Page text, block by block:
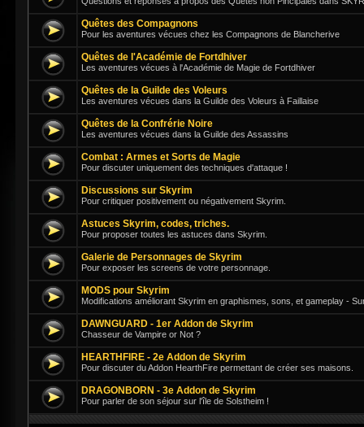
Quêtes des Compagnons
Pour les aventures vécues chez les Compagnons de Blancherive
Quêtes de l'Académie de Fortdhiver
Les aventures vécues à l'Académie de Magie de Fortdhiver
Quêtes de la Guilde des Voleurs
Les aventures vécues dans la Guilde des Voleurs à Faillaise
Quêtes de la Confrérie Noire
Les aventures vécues dans la Guilde des Assassins
Combat : Armes et Sorts de Magie
Pour discuter uniquement des techniques d'attaque !
Discussions sur Skyrim
Pour critiquer positivement ou négativement Skyrim.
Astuces Skyrim, codes, triches.
Pour proposer toutes les astuces dans Skyrim.
Galerie de Personnages de Skyrim
Pour exposer les screens de votre personnage.
MODS pour Skyrim
Modifications améliorant Skyrim en graphismes, sons, et gameplay -
DAWNGUARD - 1er Addon de Skyrim
Chasseur de Vampire or Not ?
HEARTHFIRE - 2e Addon de Skyrim
Pour discuter du Addon HearthFire permettant de créer ses maisons.
DRAGONBORN - 3e Addon de Skyrim
Pour parler de son séjour sur l'île de Solstheim !